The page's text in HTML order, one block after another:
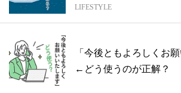
LIFESTYLE
「今後ともよろしくお
←どう使うのが正解？